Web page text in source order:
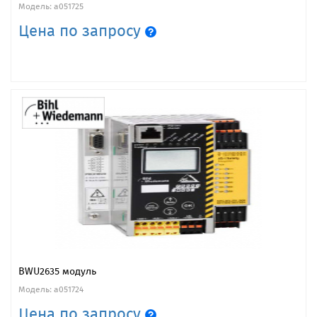
Модель: a051725
Цена по запросу
BWU2635 модуль
Модель: a051724